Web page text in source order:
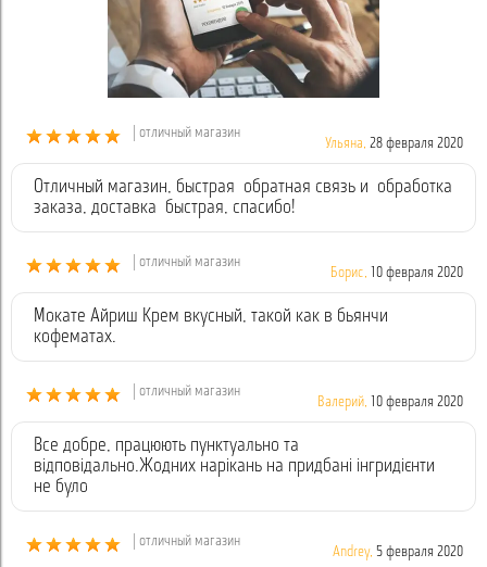
| отличный магазин
Ульяна, 28 февраля 2020
Отличный магазин, быстрая обратная связь и обработка
заказа, доставка быстрая, спасибо!
| отличный магазин
Борис, 10 февраля 2020
Мокате Айриш Крем вкусный, такой как в бьянчи
кофематах.
| отличный магазин
Валерий, 10 февраля 2020
Все добре, працюють пунктуально та
відповідально.Жодних нарікань на придбані інгридієнти
не було
| отличный магазин
Andrey, 5 февраля 2020